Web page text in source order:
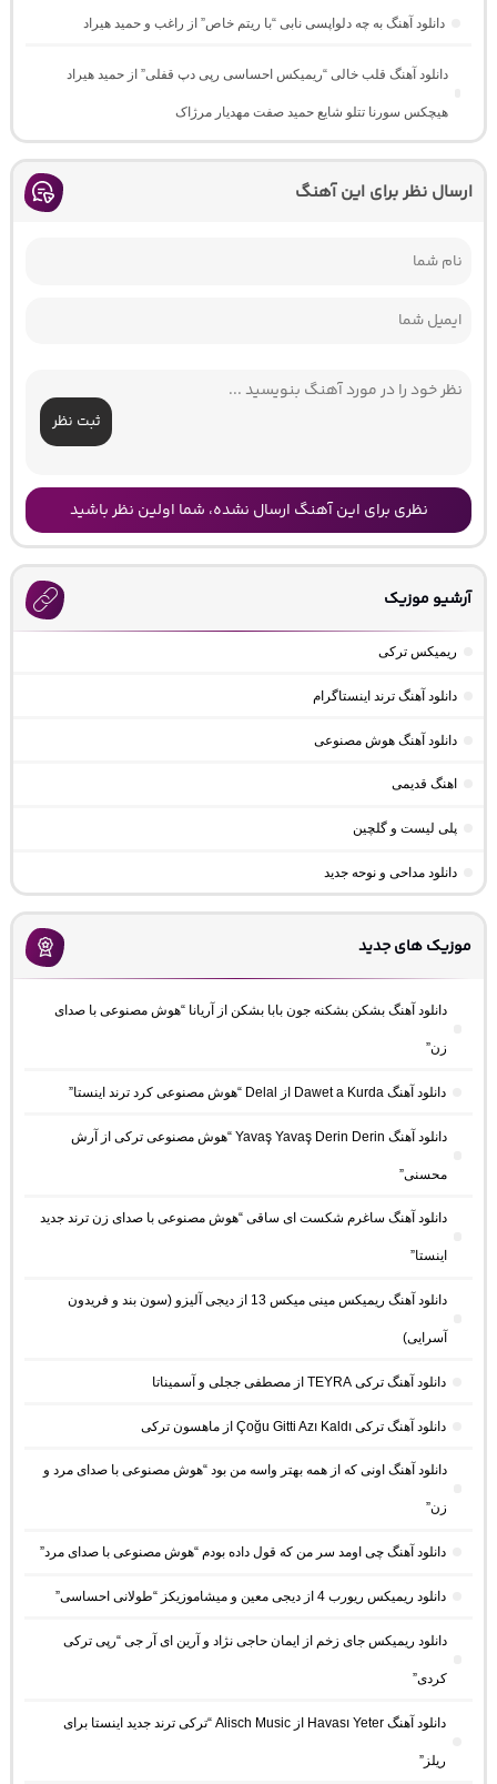
دانلود آهنگ به چه دلواپسی نابی “با ریتم خاص” از راغب و حمید هیراد
دانلود آهنگ قلب خالی “ریمیکس احساسی رپی دپ قفلی” از حمید هیراد
هیچکس سورنا تتلو شایع حمید صفت مهدیار مرژاک
ارسال نظر برای این آهنگ
ثبت نظر
نظری برای این آهنگ ارسال نشده، شما اولین نظر باشید
آرشیو موزیک
ریمیکس ترکی
دانلود آهنگ ترند اینستاگرام
دانلود آهنگ هوش مصنوعی
اهنگ قدیمی
پلی لیست و گلچین
دانلود مداحی و نوحه جدید
موزیک های جدید
دانلود آهنگ بشکن بشکنه جون بابا بشکن از آریانا “هوش مصنوعی با صدای
زن”
دانلود آهنگ Dawet a Kurda از Delal “هوش مصنوعی کرد ترند اینستا”
دانلود آهنگ Yavaş Yavaş Derin Derin “هوش مصنوعی ترکی از آرش
محسنی”
دانلود آهنگ ساغرم شکست ای ساقی “هوش مصنوعی با صدای زن ترند جدید
اینستا”
دانلود آهنگ ریمیکس مینی میکس 13 از دیجی آلیزو (سون بند و فریدون
آسرایی)
دانلود آهنگ ترکی TEYRA از مصطفی ججلی و آسمیناتا
دانلود آهنگ ترکی Çoğu Gitti Azı Kaldı از ماهسون ترکی
دانلود آهنگ اونی که از همه بهتر واسه من بود “هوش مصنوعی با صدای مرد و
زن”
دانلود آهنگ چی اومد سر من که قول داده بودم “هوش مصنوعی با صدای مرد”
دانلود ریمیکس ریورب 4 از دیجی معین و میشاموزیکز “طولانی احساسی”
دانلود ریمیکس جای زخم از ایمان حاجی نژاد و آرین ای آر جی “رپی ترکی
کردی”
دانلود آهنگ Havası Yeter از Alisch Music “ترکی ترند جدید اینستا برای
ریلز”